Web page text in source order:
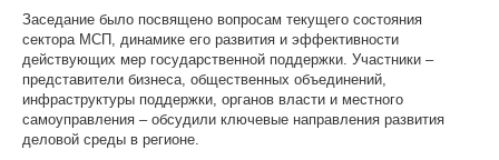
ЦЕНТР КОМПЕТЕНЦИЙ
НОВОСТИ
ОБРАЗОВАНИЕ
Заседание было посвящено вопросам текущего состояния
сектора МСП, динамике его развития и эффективности
действующих мер государственной поддержки. Участники –
представители бизнеса, общественных объединений,
инфраструктуры поддержки, органов власти и местного
самоуправления – обсудили ключевые направления развития
деловой среды в регионе.